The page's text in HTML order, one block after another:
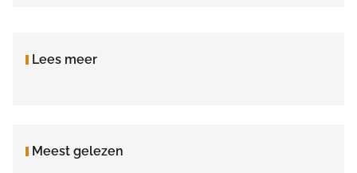
Lees meer
Meest gelezen